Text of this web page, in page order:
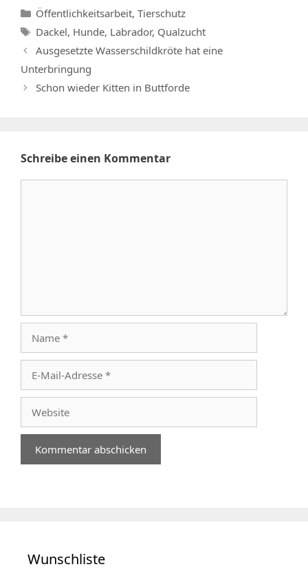
Kategorien
Öffentlichkeitsarbeit, Tierschutz
Schlagwörter
Dackel, Hunde, Labrador, Qualzucht
Ausgesetzte Wasserschildkröte hat eine
Unterbringung
Schon wieder Kitten in Buttforde
Schreibe einen Kommentar
Mail-
Adresse
Wunschliste